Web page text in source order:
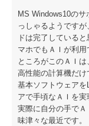
MS Windows10の
っしゃるようです
ドは完了している
マホでもＡＩが利用
ところがこのＡＩ
高性能の計算機だ
基本ソフトウェア
アで手頃なＡＩを実
実際に自分の手で
味津々な最近です。